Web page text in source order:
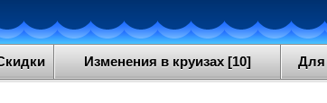
Изменения в круизах [10] Для